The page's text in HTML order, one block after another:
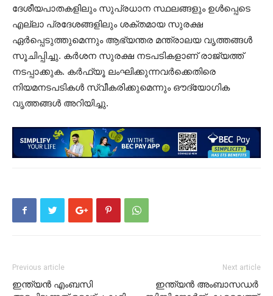
ദേശീയപാതകളിലും സുപ്രധാന സ്ഥലങ്ങളും ഉൾപ്പെടെ
എല്ലാ പ്രദേശങ്ങളിലും ശക്തമായ സുരക്ഷ
ഏർപ്പെടുത്തുമെന്നും ആഭ്യന്തര മന്ത്രാലയ വൃത്തങ്ങൾ
സൂചിപ്പിച്ചു. കർശന സുരക്ഷ നടപടികളാണ് രാജ്യത്ത്
നടപ്പാക്കുക. കർഫ്യൂ ലംഘിക്കുന്നവർക്കെതിരെ
നിയമനടപടികൾ സ്വീകരിക്കുമെന്നും ഔദ്യോഗിക
വൃത്തങ്ങൾ അറിയിച്ചു.
Previous article
ഇന്ത്യൻ എംബസി
Next article
ഇന്ത്യൻ അംബാസഡർ